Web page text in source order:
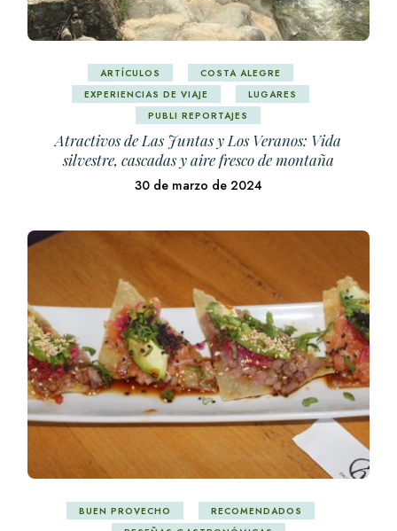
ARTÍCULOS
COSTA ALEGRE
EXPERIENCIAS DE VIAJE
LUGARES
PUBLI REPORTAJES
Atractivos de Las Juntas y Los Veranos: Vida
silvestre, cascadas y aire fresco de montaña
30 de marzo de 2024
BUEN PROVECHO
RECOMENDADOS